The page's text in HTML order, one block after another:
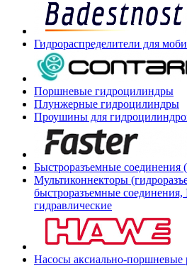
Гидрораспределители для
Поршневые гидроцилиндры
Плунжерные гидроцилиндры
Проушины для
Быстроразъемные соединения
Мультиконнекторы
быстроразъемные
гидравлические
Насосы аксиально-поршневые